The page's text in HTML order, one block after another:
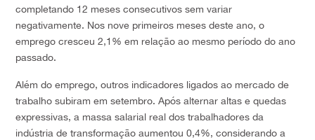
completando 12 meses consecutivos sem variar
negativamente. Nos nove primeiros meses deste ano, o
emprego cresceu 2,1% em relação ao mesmo período do ano
passado.
Além do emprego, outros indicadores ligados ao mercado de
trabalho subiram em setembro. Após alternar altas e quedas
expressivas, a massa salarial real dos trabalhadores da
indústria de transformação aumentou 0,4%, considerando a